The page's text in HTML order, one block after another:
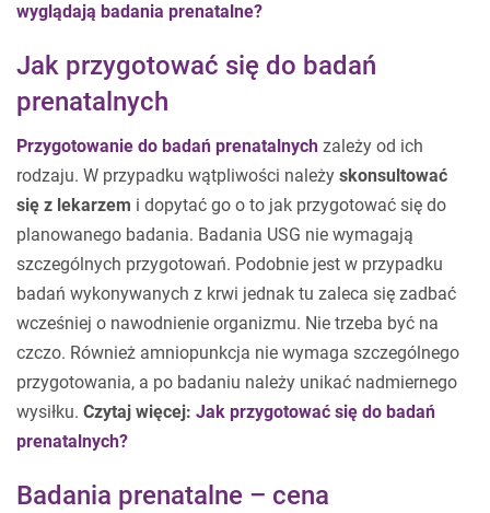
wyglądają badania prenatalne?
Jak przygotować się do badań
prenatalnych
Przygotowanie do badań prenatalnych zależy od ich
rodzaju. W przypadku wątpliwości należy skonsultować
się z lekarzem i dopytać go o to jak przygotować się do
planowanego badania. Badania USG nie wymagają
szczególnych przygotowań. Podobnie jest w przypadku
badań wykonywanych z krwi jednak tu zaleca się zadbać
wcześniej o nawodnienie organizmu. Nie trzeba być na
czczo. Również amniopunkcja nie wymaga szczególnego
przygotowania, a po badaniu należy unikać nadmiernego
wysiłku. Czytaj więcej: Jak przygotować się do badań
prenatalnych?
Badania prenatalne – cena